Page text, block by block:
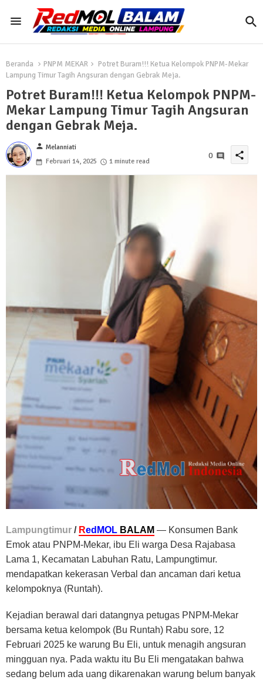
Beranda PNPM MEKAR
Potret Buram!!! Ketua Kelompok PNPM-Mekar
Lampung Timur Tagih Angsuran dengan Gebrak Meja.
Potret Buram!!! Ketua Kelompok PNPM-
Mekar Lampung Timur Tagih Angsuran
dengan Gebrak Meja.
person Melanniati
Februari 14, 2025
1 minute read
0 share
Lampungtimur / RedMOL BALAM — Konsumen Bank
Emok atau PNPM-Mekar, ibu Eli warga Desa Rajabasa
Lama 1, Kecamatan Labuhan Ratu, Lampungtimur.
mendapatkan kekerasan Verbal dan ancaman dari ketua
kelompoknya (Runtah).
Kejadian berawal dari datangnya petugas PNPM-Mekar
bersama ketua kelompok (Bu Runtah) Rabu sore, 12
Februari 2025 ke warung Bu Eli, untuk menagih angsuran
mingguan nya. Pada waktu itu Bu Eli mengatakan bahwa
sedang belum ada uang dikarenakan warung belum banyak